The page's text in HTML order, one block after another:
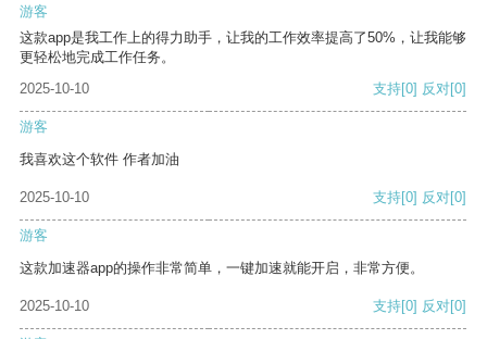
游客
这款app是我工作上的得力助手，让我的工作效率提高了50%，让我能够
更轻松地完成工作任务。
2025-10-10
支持[0] 反对[0]
游客
我喜欢这个软件 作者加油
2025-10-10 支持[0] 反对[0]
游客
这款加速器app的操作非常简单，一键加速就能开启，非常方便。
2025-10-10 支持[0] 反对[0]